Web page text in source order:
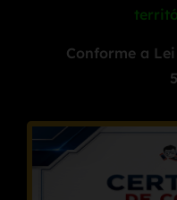
Conforme a